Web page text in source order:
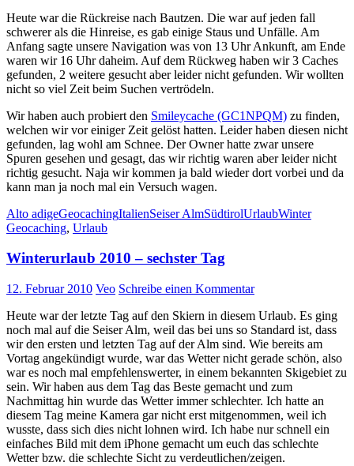
Heute war die Rückreise nach Bautzen. Die war auf jeden fall
schwerer als die Hinreise, es gab einige Staus und Unfälle. Am
Anfang sagte unsere Navigation was von 13 Uhr Ankunft, am Ende
waren wir 16 Uhr daheim. Auf dem Rückweg haben wir 3 Caches
gefunden, 2 weitere gesucht aber leider nicht gefunden. Wir wollten
nicht so viel Zeit beim Suchen vertrödeln.
Wir haben auch probiert den Smileycache (GC1NPQM) zu finden,
welchen wir vor einiger Zeit gelöst hatten. Leider haben diesen nicht
gefunden, lag wohl am Schnee. Der Owner hatte zwar unsere
Spuren gesehen und gesagt, das wir richtig waren aber leider nicht
richtig gesucht. Naja wir kommen ja bald wieder dort vorbei und da
kann man ja noch mal ein Versuch wagen.
Alto adigeGeocachingItalienSeiser AlmSüdtirolUrlaubWinter
Geocaching, Urlaub
Winterurlaub 2010 – sechster Tag
12. Februar 2010 Veo Schreibe einen Kommentar
Heute war der letzte Tag auf den Skiern in diesem Urlaub. Es ging
noch mal auf die Seiser Alm, weil das bei uns so Standard ist, dass
wir den ersten und letzten Tag auf der Alm sind. Wie bereits am
Vortag angekündigt wurde, war das Wetter nicht gerade schön, also
war es noch mal empfehlenswerter, in einem bekannten Skigebiet zu
sein. Wir haben aus dem Tag das Beste gemacht und zum
Nachmittag hin wurde das Wetter immer schlechter. Ich hatte an
diesem Tag meine Kamera gar nicht erst mitgenommen, weil ich
wusste, dass sich dies nicht lohnen wird. Ich habe nur schnell ein
einfaches Bild mit dem iPhone gemacht um euch das schlechte
Wetter bzw. die schlechte Sicht zu verdeutlichen/zeigen.